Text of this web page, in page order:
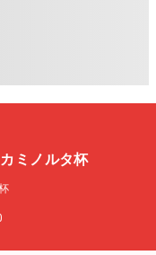
ミノルタ杯